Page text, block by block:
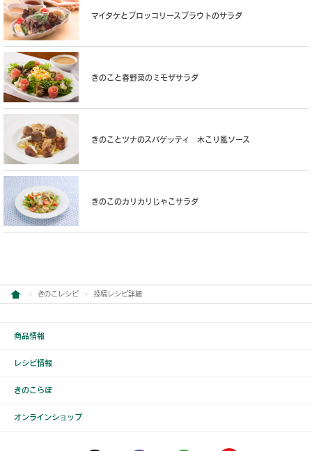
マイタケとブロッコリースプラウトのサラダ
きのこと春野菜のミモザサラダ
きのことツナのスパゲッティ 木こり風ソース
きのこのカリカリじゃこサラダ
きのこレシピ 投稿レシピ詳細
商品情報
レシピ情報
きのこらぼ
オンラインショップ